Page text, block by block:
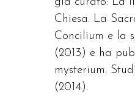
Chiesa. La
Concilium e la
(2013) e ha
mysterium.
(2014).